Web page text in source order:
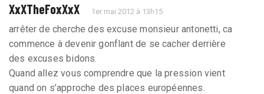
XxXTheFoxXxX 1er mai 2012 à 13h15
arrêter de cherche des excuse monsieur antonetti, ca
commence à devenir gonflant de se cacher derrière
des excuses bidons.
Quand allez vous comprendre que la pression vient
quand on s’approche des places européennes.